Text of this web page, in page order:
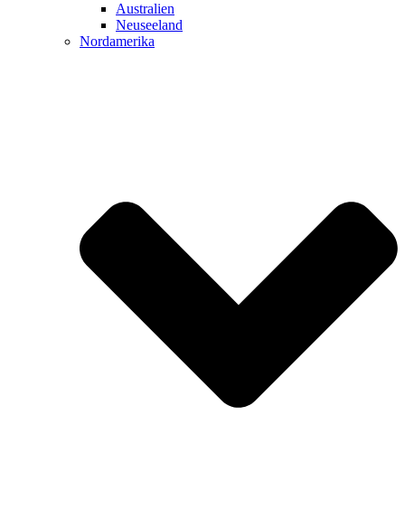
Australien
Neuseeland
Nordamerika